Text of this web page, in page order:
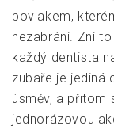
povlakem,
nezabrání. Zní
každý dentista
zubaře je jediná
úsměv, a přitom
jednorázovou